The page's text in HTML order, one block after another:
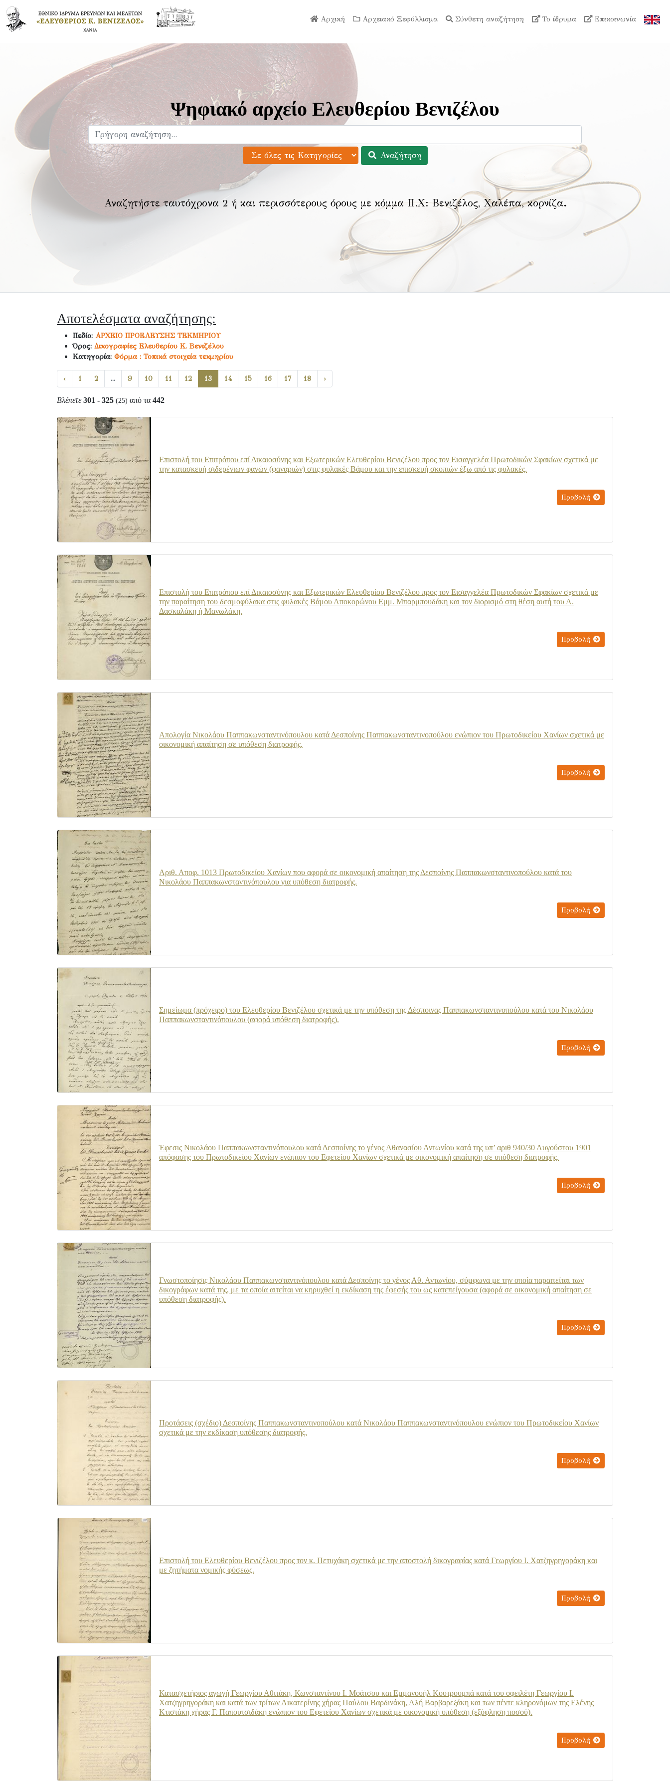
Αρχική Αρχειακό Ξεφύλλισμα Σύνθετη αναζήτηση Το ίδρυμα Επικοινωνία
Ψηφιακό αρχείο Ελευθερίου Βενιζέλου
Αναζήτηση
Αναζητήστε ταυτόχρονα 2 ή και περισσότερους όρους με κόμμα Π.Χ: Βενιζέλος, Χαλέπα, κορνίζα.
Αποτελέσματα αναζήτησης:
Πεδίο: ΑΡΧΕΙΟ ΠΡΟΕΛΕΥΣΗΣ ΤΕΚΜΗΡΙΟΥ
Όρος: Δικογραφίες Ελευθερίου Κ. Βενιζέλου
Κατηγορία: Φόρμα : Τοπικά στοιχεία τεκμηρίου
‹ 1 2 ... 9 10 11 12 13 14 15 16 17 18 ›
Βλέπετε 301 - 325 (25) από τα 442
Επιστολή του Επιτρόπου επί Δικαιοσύνης και Εξωτερικών Ελευθερίου Βενιζέλου προς τον Εισαγγελέα Πρωτοδικών Σφακίων σχετικά με
την κατασκευή σιδερένιων φανών (φαναριών) στις φυλακές Βάμου και την επισκευή σκοπιών έξω από τις φυλακές.
Προβολή
Επιστολή του Επιτρόπου επί Δικαιοσύνης και Εξωτερικών Ελευθερίου Βενιζέλου προς τον Εισαγγελέα Πρωτοδικών Σφακίων σχετικά με
την παραίτηση του δεσμοφύλακα στις φυλακές Βάμου Αποκορώνου Εμμ. Μπαρμπουδάκη και τον διορισμό στη θέση αυτή του Α.
Δασκαλάκη ή Μανωλάκη.
Προβολή
Απολογία Νικολάου Παππακωνσταντινόπουλου κατά Δεσποίνης Παππακωνσταντινοπούλου ενώπιον του Πρωτοδικείου Χανίων σχετικά με
οικονομική απαίτηση σε υπόθεση διατροφής.
Προβολή
Αριθ. Αποφ. 1013 Πρωτοδικείου Χανίων που αφορά σε οικονομική απαίτηση της Δεσποίνης Παππακωνσταντινοπούλου κατά του
Νικολάου Παππακωνσταντινόπουλου για υπόθεση διατροφής.
Προβολή
Σημείωμα (πρόχειρο) του Ελευθερίου Βενιζέλου σχετικά με την υπόθεση της Δέσποινας Παππακωνσταντινοπούλου κατά του Νικολάου
Παππακωνσταντινόπουλου (αφορά υπόθεση διατροφής).
Προβολή
Έφεσις Νικολάου Παππακωνσταντινόπουλου κατά Δεσποίνης το γένος Αθανασίου Αντωνίου κατά της υπ’ αριθ 940/30 Αυγούστου 1901
απόφασης του Πρωτοδικείου Χανίων ενώπιον του Εφετείου Χανίων σχετικά με οικονομική απαίτηση σε υπόθεση διατροφής.
Προβολή
Γνωστοποίησις Νικολάου Παππακωνσταντινόπουλου κατά Δεσποίνης το γένος Αθ. Αντωνίου, σύμφωνα με την οποία παραιτείται των
δικογράφων κατά της, με τα οποία αιτείται να κηρυχθεί η εκδίκαση της έφεσής του ως κατεπείγουσα (αφορά σε οικονομική απαίτηση σε
υπόθεση διατροφής).
Προβολή
Προτάσεις (σχέδιο) Δεσποίνης Παππακωνσταντινοπούλου κατά Νικολάου Παππακωνσταντινόπουλου ενώπιον του Πρωτοδικείου Χανίων
σχετικά με την εκδίκαση υπόθεσης διατροφής.
Προβολή
Επιστολή του Ελευθερίου Βενιζέλου προς τον κ. Πετυχάκη σχετικά με την αποστολή δικογραφίας κατά Γεωργίου Ι. Χατζηγρηγοράκη και
με ζητήματα νομικής φύσεως.
Προβολή
Κατασχετήριος αγωγή Γεωργίου Αθιτάκη, Κωνσταντίνου Ι. Μοάτσου και Εμμανουήλ Κουτρουμπά κατά του οφειλέτη Γεωργίου Ι.
Χατζηγρηγοράκη και κατά των τρίτων Αικατερίνης χήρας Παύλου Βαρδινάκη, Αλή Βαρβαρεξάκη και των πέντε κληρονόμων της Ελένης
Κτιστάκη χήρας Γ. Παπουτσιδάκη ενώπιον του Εφετείου Χανίων σχετικά με οικονομική υπόθεση (εξόφληση ποσού).
Προβολή